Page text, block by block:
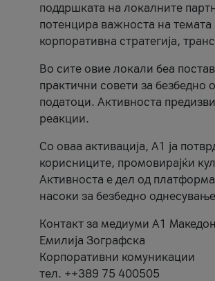
поддршката на локалните
потенцира важноста на темата
корпоративна стратегија,
Во сите овие локали беа
практични совети за
податоци. Активноста
реакции.
Со оваа активација, А1 ја
корисниците, промовирајќи
Активноста е дел од
насоки за безбедно
Контакт за медиуми А1
Емилија Зографска
Корпоративни комуникации
тел. ++389 75 400505